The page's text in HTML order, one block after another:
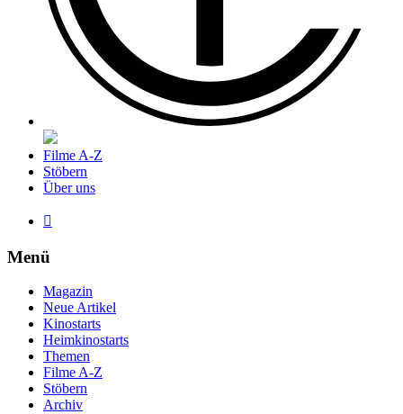
Filme A-Z
Stöbern
Über uns

Menü
Magazin
Neue Artikel
Kinostarts
Heimkinostarts
Themen
Filme A-Z
Stöbern
Archiv